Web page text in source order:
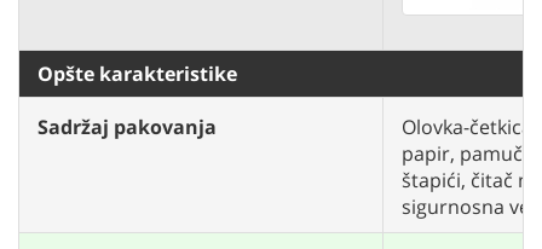
Opšte karakteristike
Sadržaj pakovanja
Olovka-
papir,
štapići, čitač
sigurnosna